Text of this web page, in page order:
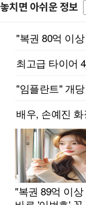
놓치면 아쉬운 정보